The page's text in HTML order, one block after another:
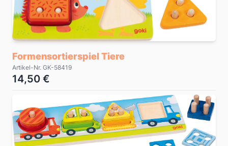
Formensortierspiel Tiere
Artikel-Nr. GK-58419
14,50 €